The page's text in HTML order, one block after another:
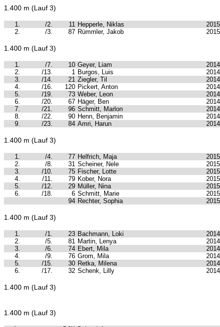
1.400 m (Lauf 3)
1. /2. 11 Hepperle, Niklas
2015
2.
/3. 87 Rümmler, Jakob 2015
1.400 m (Lauf 3)
1. /7. 10 Geyer, Liam
2014
2.
/13. 1 Burgos, Luis
2014
3.
/14. 21 Ziegler, Til
2014
4.
/16. 120 Pickert, Anton
2014
5.
/19. 73 Weber, Leon
2014
6.
/20. 67 Häger, Ben
2014
7.
/21. 96 Schmitt, Marlon
2014
8.
/22. 90 Henn, Benjamin
2014
9.
/23. 84 Amri, Harun 2014
1.400 m (Lauf 3)
1. /4. 77 Helfrich, Maja
2015
2.
/8. 31 Scheiner, Nele
2015
3.
/10. 75 Fischer, Lotte
2015
4.
/11. 79 Kober, Nora
2015
5.
/12. 29 Müller, Nina
2015
6.
/18. 6 Schmitt, Marie
2015
94 Rechter, Sophia 2015
1.400 m (Lauf 3)
1. /1. 23 Bachmann, Loki
2014
2.
/5. 81 Martin, Lenya
2014
3.
/6. 74 Ebert, Mila
2014
4.
/9. 76 Grom, Mila
2014
5.
/15. 30 Retka, Milena
2014
6.
/17. 32 Schenk, Lilly 2014
1.400 m (Lauf 3)
1.400 m (Lauf 3)